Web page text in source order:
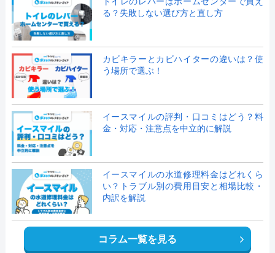
る？失敗しない選び方と直し方
カビキラーとカビハイターの違いは？使
う場所で選ぶ！
イースマイルの評判・口コミはどう？料
金・対応・注意点を中立的に解説
イースマイルの水道修理料金はどれくら
い？トラブル別の費用目安と相場比較・
内訳を解説
コラム一覧を見る